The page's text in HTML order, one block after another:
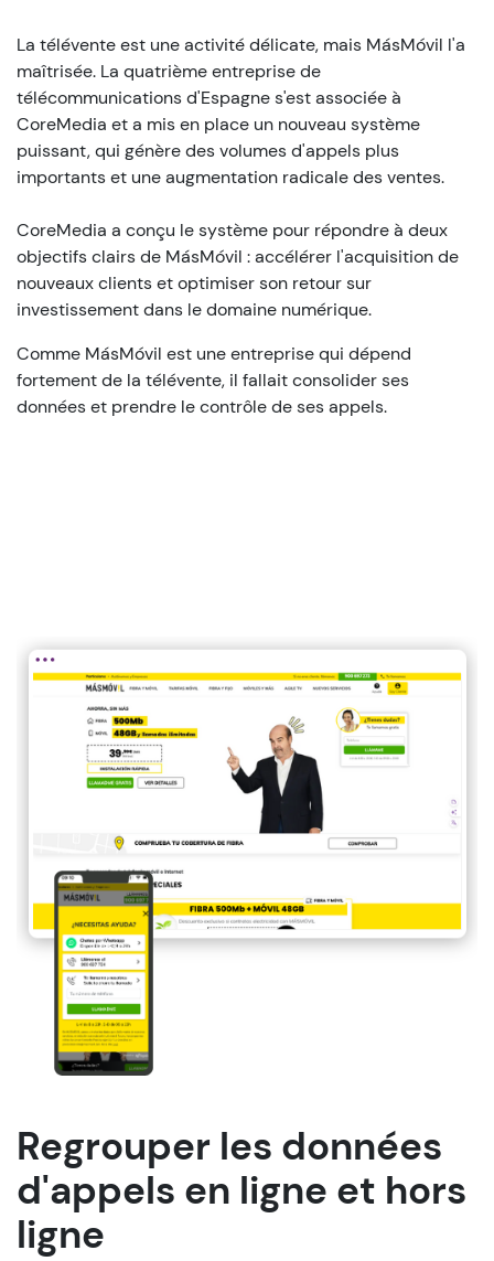
La télévente est une activité délicate, mais MásMóvil l'a
maîtrisée. La quatrième entreprise de
télécommunications d'Espagne s'est associée à
CoreMedia et a mis en place un nouveau système
puissant, qui génère des volumes d'appels plus
importants et une augmentation radicale des ventes.
CoreMedia a conçu le système pour répondre à deux
objectifs clairs de MásMóvil : accélérer l'acquisition de
nouveaux clients et optimiser son retour sur
investissement dans le domaine numérique.
Comme MásMóvil est une entreprise qui dépend
fortement de la télévente, il fallait consolider ses
données et prendre le contrôle de ses appels.
Regrouper les données
d'appels en ligne et hors
ligne